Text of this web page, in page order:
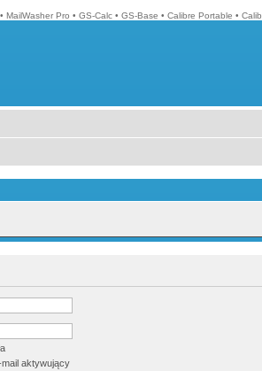
• MailWasher Pro • GS-Calc • GS-Base • Calibre Portable •
aktywujący